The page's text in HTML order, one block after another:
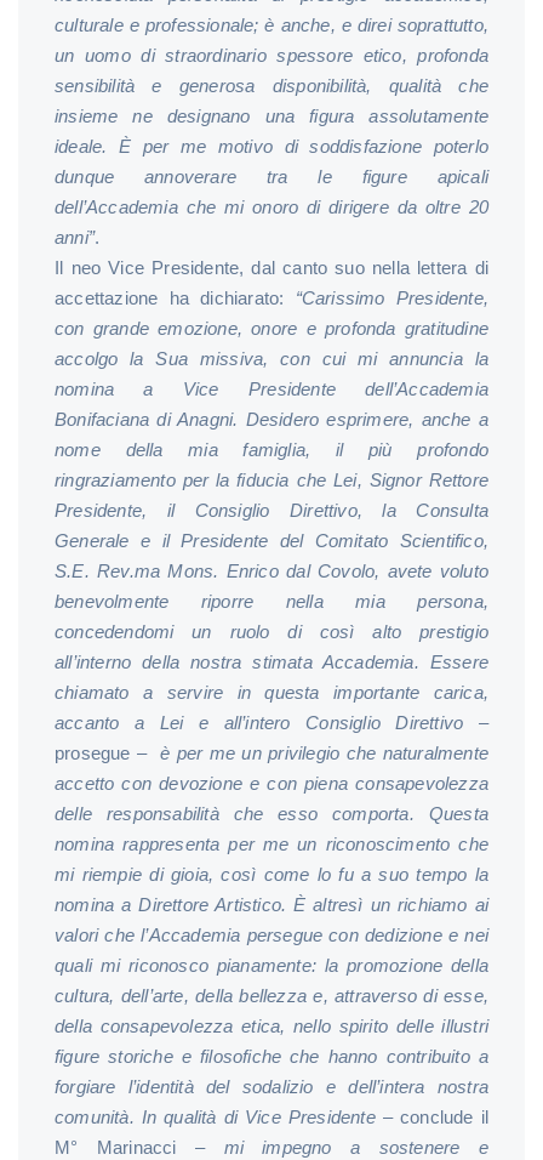
culturale e professionale; è anche, e direi soprattutto,
un uomo di straordinario spessore etico, profonda
sensibilità e generosa disponibilità, qualità che
insieme ne designano una figura assolutamente
ideale. È per me motivo di soddisfazione poterlo
dunque annoverare tra le figure apicali
dell’Accademia che mi onoro di dirigere da oltre 20
anni”.
Il neo Vice Presidente, dal canto suo nella lettera di
accettazione ha dichiarato: “Carissimo Presidente,
con grande emozione, onore e profonda gratitudine
accolgo la Sua missiva, con cui mi annuncia la
nomina a Vice Presidente dell’Accademia
Bonifaciana di Anagni. Desidero esprimere, anche a
nome della mia famiglia, il più profondo
ringraziamento per la fiducia che Lei, Signor Rettore
Presidente, il Consiglio Direttivo, la Consulta
Generale e il Presidente del Comitato Scientifico,
S.E. Rev.ma Mons. Enrico dal Covolo, avete voluto
benevolmente riporre nella mia persona,
concedendomi un ruolo di così alto prestigio
all’interno della nostra stimata Accademia. Essere
chiamato a servire in questa importante carica,
accanto a Lei e all’intero Consiglio Direttivo –
prosegue – è per me un privilegio che naturalmente
accetto con devozione e con piena consapevolezza
delle responsabilità che esso comporta. Questa
nomina rappresenta per me un riconoscimento che
mi riempie di gioia, così come lo fu a suo tempo la
nomina a Direttore Artistico. È altresì un richiamo ai
valori che l’Accademia persegue con dedizione e nei
quali mi riconosco pianamente: la promozione della
cultura, dell’arte, della bellezza e, attraverso di esse,
della consapevolezza etica, nello spirito delle illustri
figure storiche e filosofiche che hanno contribuito a
forgiare l’identità del sodalizio e dell’intera nostra
comunità. In qualità di Vice Presidente– conclude il
M° Marinacci – mi impegno a sostenere e